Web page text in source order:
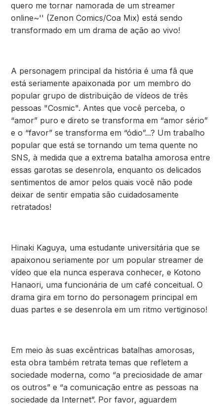
quero me tornar namorada de um streamer
online~'' (Zenon Comics/Coa Mix) está sendo
transformado em um drama de ação ao vivo!
A personagem principal da história é uma fã que
está seriamente apaixonada por um membro do
popular grupo de distribuição de vídeos de três
pessoas "Cosmic". Antes que você perceba, o
“amor” puro e direto se transforma em “amor sério”
e o “favor” se transforma em “ódio”...? Um trabalho
popular que está se tornando um tema quente no
SNS, à medida que a extrema batalha amorosa entre
essas garotas se desenrola, enquanto os delicados
sentimentos de amor pelos quais você não pode
deixar de sentir empatia são cuidadosamente
retratados!
Hinaki Kaguya, uma estudante universitária que se
apaixonou seriamente por um popular streamer de
vídeo que ela nunca esperava conhecer, e Kotono
Hanaori, uma funcionária de um café conceitual. O
drama gira em torno do personagem principal em
duas partes e se desenrola em um ritmo vertiginoso!
Em meio às suas excêntricas batalhas amorosas,
esta obra também retrata temas que refletem a
sociedade moderna, como “a preciosidade de amar
os outros” e “a comunicação entre as pessoas na
sociedade da Internet”. Por favor, aguardem